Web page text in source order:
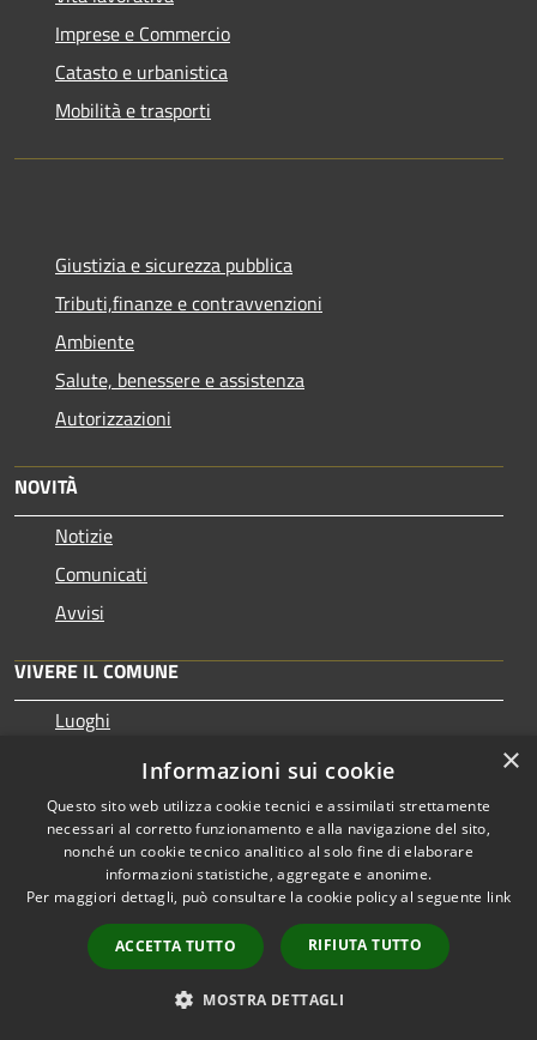
Imprese e Commercio
Catasto e urbanistica
Mobilità e trasporti
Giustizia e sicurezza pubblica
Tributi,finanze e contravvenzioni
Ambiente
Salute, benessere e assistenza
Autorizzazioni
NOVITÀ
Notizie
Comunicati
Avvisi
VIVERE IL COMUNE
Luoghi
CONTATTI
Comune di Bardolino
Piazzetta San Gervaso 1
Codice Fiscale: 00345090237
Partita IVA: 00345090237
×
Informazioni sui cookie
Questo sito web utilizza cookie tecnici e assimilati strettamente
necessari al corretto funzionamento e alla navigazione del sito,
nonché un cookie tecnico analitico al solo fine di elaborare
informazioni statistiche, aggregate e anonime.
Per maggiori dettagli, può consultare la cookie policy al seguente link
ACCETTA TUTTO RIFIUTA TUTTO
MOSTRA DETTAGLI